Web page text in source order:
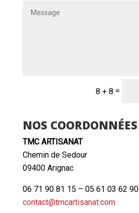
8 + 8 =
NOS COORDONNÉES
TMC ARTISANAT
Chemin de Sedour
09400 Arignac
06 71 90 81 15 – 05 61 03 62 90
contact@tmcartisanat.com